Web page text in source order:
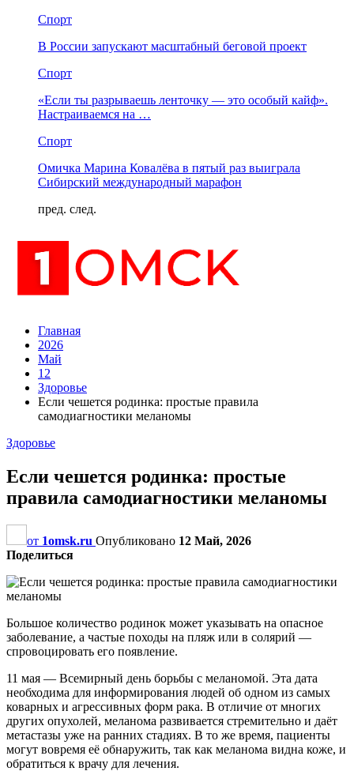
Спорт
В России запускают масштабный беговой проект
Спорт
«Если ты разрываешь ленточку — это особый кайф».
Настраиваемся на …
Спорт
Омичка Марина Ковалёва в пятый раз выиграла
Сибирский международный марафон
пред. след.
Главная
2026
Май
12
Здоровье
Если чешется родинка: простые правила
самодиагностики меланомы
Здоровье
Если чешется родинка: простые
правила самодиагностики меланомы
от 1omsk.ru Опубликовано 12 Май, 2026
Поделиться
Большое количество родинок может указывать на опасное
заболевание, а частые походы на пляж или в солярий —
спровоцировать его появление.
11 мая — Всемирный день борьбы с меланомой. Эта дата
необходима для информирования людей об одном из самых
коварных и агрессивных форм рака. В отличие от многих
других опухолей, меланома развивается стремительно и даёт
метастазы уже на ранних стадиях. В то же время, пациенты
могут вовремя её обнаружить, так как меланома видна коже, и
обратиться к врачу для лечения.